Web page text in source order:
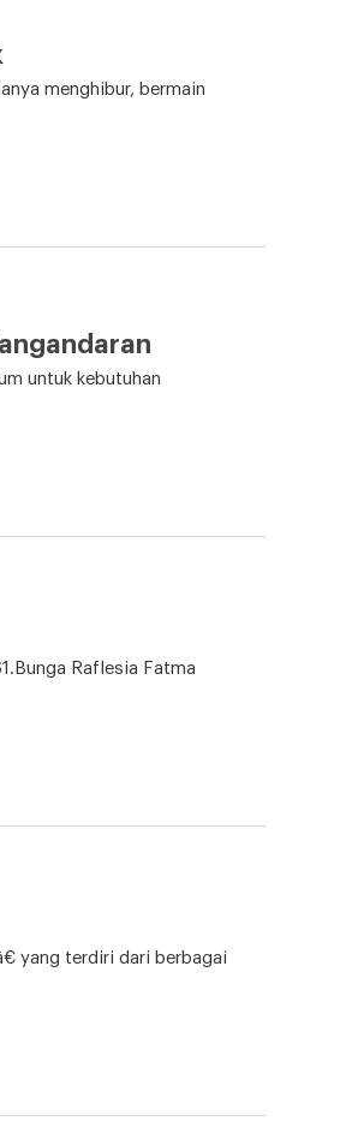
menghibur, bermain
untuk kebutuhan
Raflesia Fatma
yang terdiri dari berbagai